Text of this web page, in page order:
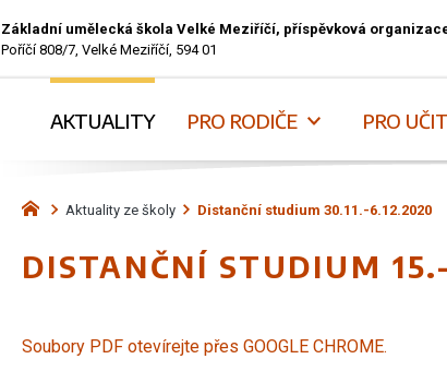
Základní umělecká škola Velké Meziříčí, příspěvková
Poříčí 808/7, Velké Meziříčí, 594 01
AKTUALITY PRO RODIČE PRO
Aktuality ze školy Distanční studium 30.11.-6.12.2020
DISTANČNÍ STUDIUM
Soubory PDF otevírejte přes GOOGLE CHROME.